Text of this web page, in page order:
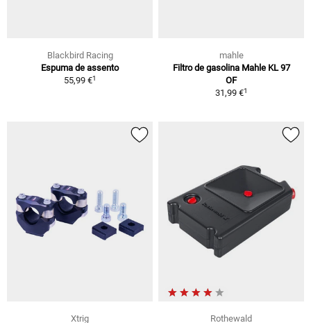
Blackbird Racing
Espuma de assento
55,99 €1
mahle
Filtro de gasolina Mahle KL 97
OF
31,99 €1
Xtrig
Rothewald